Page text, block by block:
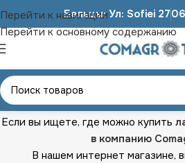
Перейти к навигации
Перейти к основному содержанию
Бельцы: Ул: Sofiei 27
Главная АВТОАКСЕССУАРЫ
Если вы ищете, где можно купить
в компанию
В нашем интернет магазине,